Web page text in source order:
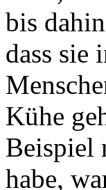
bis
dass sie
Kühe
Beispiel
habe,